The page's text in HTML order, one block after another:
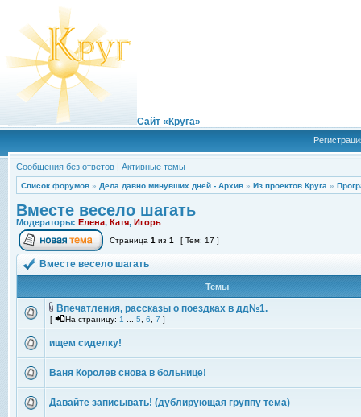
Сайт «Круга»
Сообщения без ответов | Активные темы
Список форумов » Дела давно минувших дней - Архив » Из проектов Круга »
Вместе весело шагать
Модераторы: Елена, Катя, Игорь
Страница 1 из 1 [ Тем: 17 ]
Вместе весело шагать
Темы
Впечатления, рассказы о поездках в дд№1.
[ На страницу: 1 5 6 7 ]
ищем сиделку!
Ваня Королев снова в больнице!
Давайте записывать! (дублирующая группу тема)